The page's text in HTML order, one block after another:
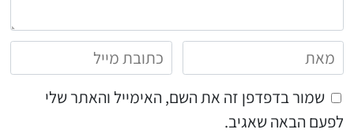
שמור בדפדפן זה את השם, האימייל והאתר שלי
לפעם הבאה שאגיב.